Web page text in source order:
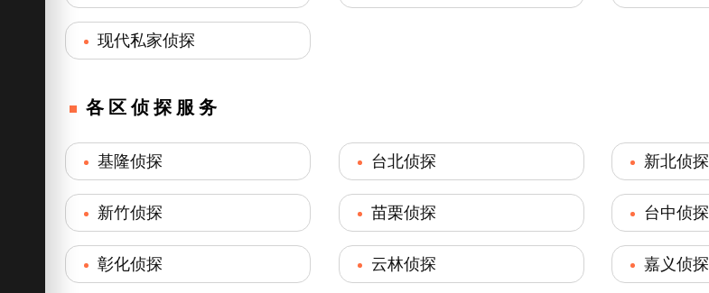
现代私家侦探
各区侦探服务
基隆侦探 台北侦探 新北侦探
新竹侦探 苗栗侦探 台中侦探
彰化侦探 云林侦探 嘉义侦探